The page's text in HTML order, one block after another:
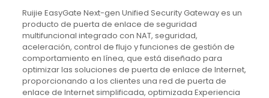
Ruijie EasyGate Next-gen Unified Security Gateway es un
producto de puerta de enlace de seguridad
multifuncional integrado con NAT, seguridad,
aceleración, control de flujo y funciones de gestión de
comportamiento en línea, que está diseñado para
optimizar las soluciones de puerta de enlace de Internet,
proporcionando a los clientes una red de puerta de
enlace de Internet simplificada, optimizada Experiencia